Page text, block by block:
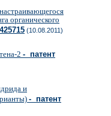
органического
(10.08.2011)
2 - патент
и
- патент